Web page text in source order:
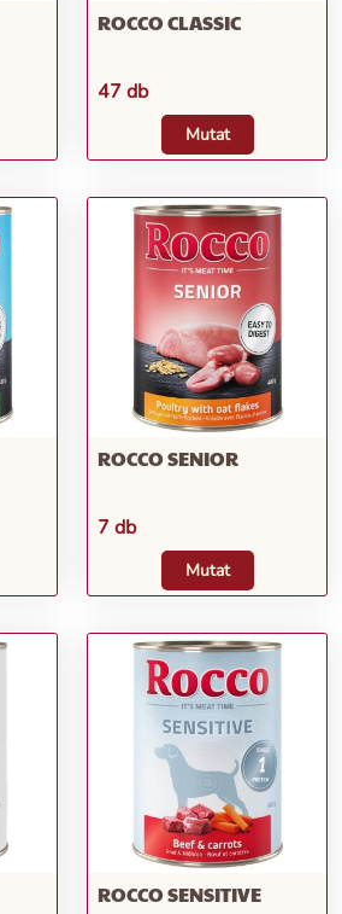
ROCCO CLASSIC
47 db
Mutat
ROCCO SENIOR
7 db
Mutat
ROCCO SENSITIVE